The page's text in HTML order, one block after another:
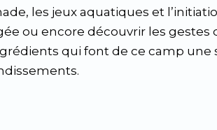
les jeux aquatiques et
ou encore découvrir les gestes
qui font de ce camp une